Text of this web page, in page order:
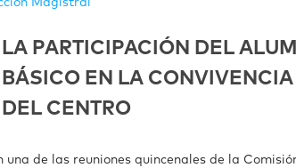
Magistral
LA PARTICIPACIÓN DEL
BÁSICO EN LA CONVIVENCIA
DEL CENTRO
una de las reuniones quincenales de la